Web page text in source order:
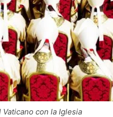
con la Iglesia